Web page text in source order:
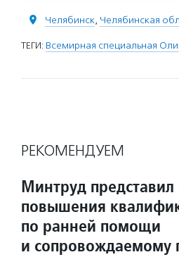
Челябинск, Челябинская
ТЕГИ: Всемирная специальная
РЕКОМЕНДУЕМ
Минтруд
повышения
по ранней помощи
и